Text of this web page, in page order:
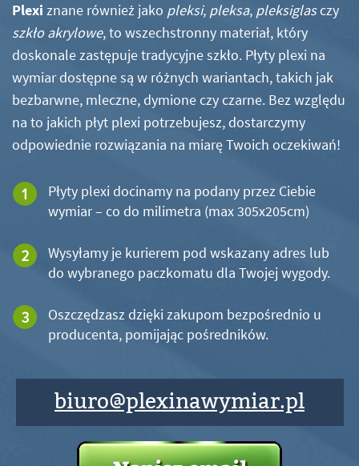
Plexi znane również jako pleksi, pleksa, pleksiglasczy
szkło akrylowe, to wszechstronny materiał, który
doskonale zastępuje tradycyjne szkło. Płyty plexi na
wymiar dostępne są w różnych wariantach, takich jak
bezbarwne, mleczne, dymione czy czarne. Bez względu
na to jakich płyt plexi potrzebujesz, dostarczymy
odpowiednie rozwiązania na miarę Twoich oczekiwań!
Płyty plexi docinamy na podany przez Ciebie
wymiar – co do milimetra (max 305x205cm)
Wysyłamy je kurierem pod wskazany adres lub
do wybranego paczkomatu dla Twojej wygody.
Oszczędzasz dzięki zakupom bezpośrednio u
producenta, pomijając pośredników.
biuro@plexinawymiar.pl